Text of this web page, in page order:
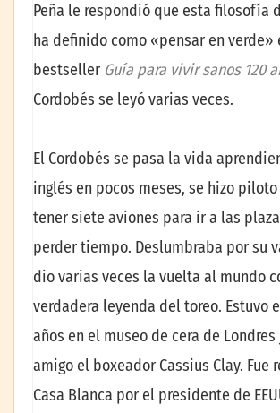
Peña le respondió que esta filosofía
ha definido como «pensar en verde»
bestseller Guía para vivir sanos 120
Cordobés se leyó varias veces.
El Cordobés se pasa la vida
inglés en pocos meses, se hizo
tener siete aviones para ir a las
perder tiempo. Deslumbraba por su
dio varias veces la vuelta al mundo
verdadera leyenda del toreo. Estuvo
años en el museo de cera de
amigo el boxeador Cassius Clay. Fue
Casa Blanca por el presidente de